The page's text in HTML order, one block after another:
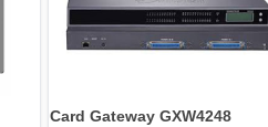
Card Gateway GXW4248